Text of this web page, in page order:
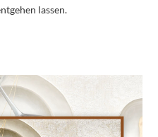
lassen.